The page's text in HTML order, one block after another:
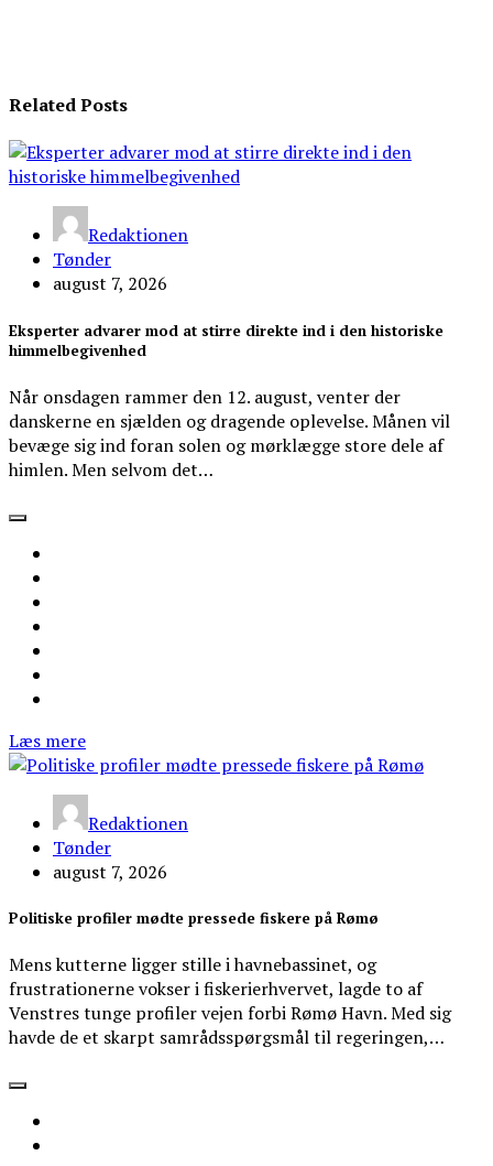
Related Posts
Redaktionen
Tønder
august 7, 2026
Eksperter advarer mod at stirre direkte ind i den historiske
himmelbegivenhed
Når onsdagen rammer den 12. august, venter der
danskerne en sjælden og dragende oplevelse. Månen vil
bevæge sig ind foran solen og mørklægge store dele af
himlen. Men selvom det…
Læs mere
Redaktionen
Tønder
august 7, 2026
Politiske profiler mødte pressede fiskere på Rømø
Mens kutterne ligger stille i havnebassinet, og
frustrationerne vokser i fiskerierhvervet, lagde to af
Venstres tunge profiler vejen forbi Rømø Havn. Med sig
havde de et skarpt samrådsspørgsmål til regeringen,…